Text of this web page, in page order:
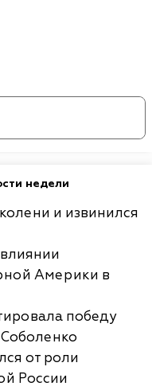
недели
и извинился
Америки в
победу
от роли
России